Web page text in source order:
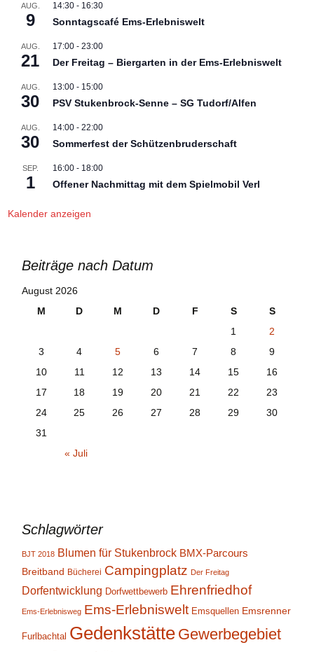
AUG.
9
14:30 - 16:30
Sonntagscafé Ems-Erlebniswelt
AUG.
21
17:00 -23:00
Der Freitag – Biergarten in der Ems-Erlebniswelt
AUG.
30
13:00 - 15:00
PSV Stukenbrock-Senne – SG Tudorf/Alfen
AUG.
30
14:00 -22:00
Sommerfest der Schützenbruderschaft
SEP.
1
16:00 - 18:00
Offener Nachmittag mit dem Spielmobil Verl
Kalender anzeigen
Beiträge nach Datum
August 2026
M
D M D F S
S
1
2
3
4 5 6 7 8
9
10
11 12 13 14 15
16
17
18 19 20 21 22
23
24
25 26 27 28 29
30
31
« Juli
Schlagwörter
BJT 2018 Blumen für Stukenbrock BMX-Parcours
Breitband Bücherei Campingplatz Der Freitag
Dorfentwicklung Dorfwettbewerb Ehrenfriedhof
Ems-Erlebnisweg Ems-Erlebniswelt Emsquellen Emsrenner
Furlbachtal Gedenkstätte Gewerbegebiet